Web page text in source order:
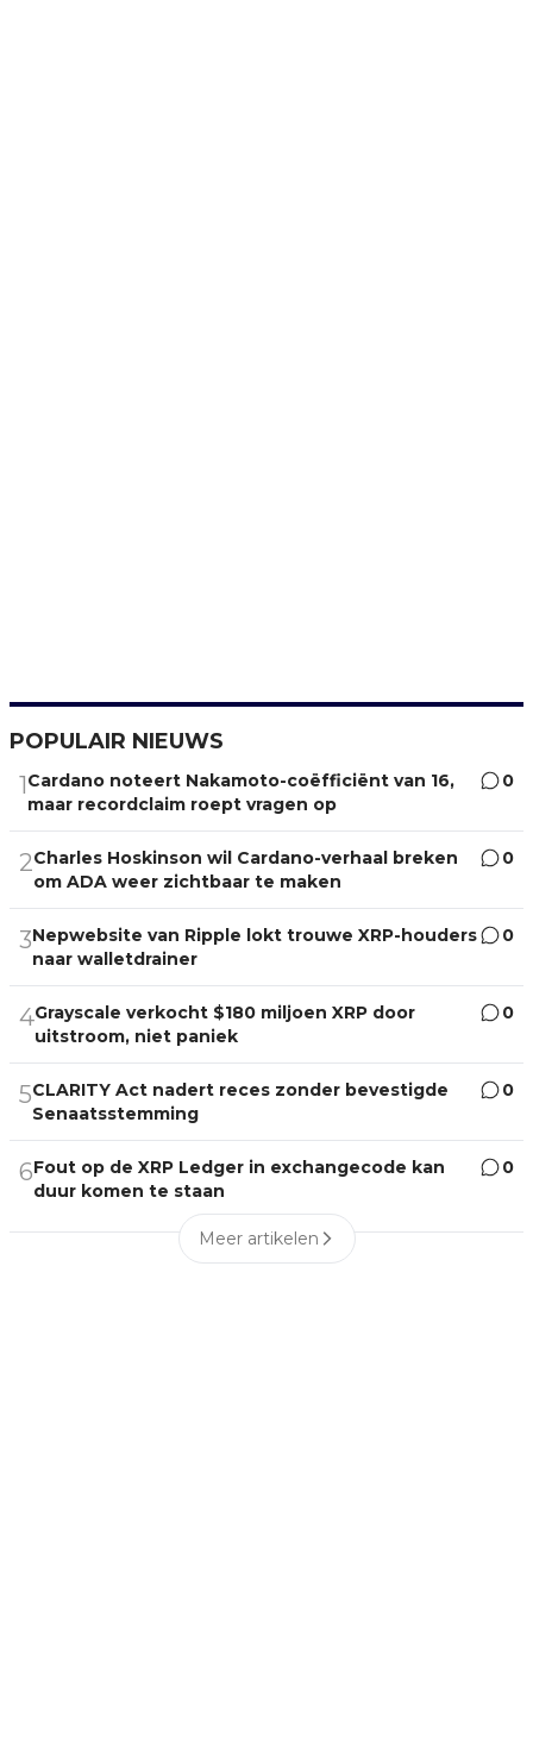
POPULAIR NIEUWS
1Cardano noteert Nakamoto-coëfficiënt van 16,
maar recordclaim roept vragen op
0
2Charles Hoskinson wil Cardano-verhaal breken
om ADA weer zichtbaar te maken
0
3Nepwebsite van Ripple lokt trouwe XRP-houders
naar walletdrainer
0
4Grayscale verkocht $180 miljoen XRP door
uitstroom, niet paniek
0
5CLARITY Act nadert reces zonder bevestigde
Senaatsstemming
0
6Fout op de XRP Ledger in exchangecode kan
duur komen te staan
0
Meer artikelen